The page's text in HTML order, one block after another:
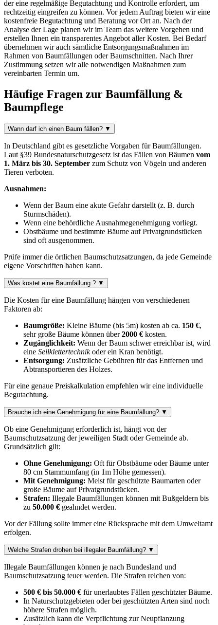
der eine regelmäßige Begutachtung und Kontrolle erfordert, um
rechtzeitig eingreifen zu können. Vor jedem Auftrag bieten wir eine
kostenfreie Begutachtung und Beratung vor Ort an. Nach der
Analyse der Lage planen wir im Team das weitere Vorgehen und
erstellen Ihnen ein transparentes Angebot aller Kosten. Bei Bedarf
übernehmen wir auch sämtliche Entsorgungsmaßnahmen im
Rahmen von Baumfällungen oder Baumschnitten. Nach Ihrer
Zustimmung setzen wir alle notwendigen Maßnahmen zum
vereinbarten Termin um.
Häufige Fragen zur Baumfällung &
Baumpflege
Wann darf ich einen Baum fällen? ▼
In Deutschland gibt es gesetzliche Vorgaben für Baumfällungen.
Laut §39 Bundesnaturschutzgesetz ist das Fällen von Bäumen vom
1. März bis 30. September zum Schutz von Vögeln und anderen
Tieren verboten.
Ausnahmen:
Wenn der Baum eine akute Gefahr darstellt (z. B. durch
Sturmschäden).
Wenn eine behördliche Ausnahmegenehmigung vorliegt.
Obstbäume und bestimmte Bäume auf Privatgrundstücken
sind oft ausgenommen.
Prüfe immer die örtlichen Baumschutzsatzungen, da jede Gemeinde
eigene Vorschriften haben kann.
Was kostet eine Baumfällung ? ▼
Die Kosten für eine Baumfällung hängen von verschiedenen
Faktoren ab:
Baumgröße: Kleine Bäume (bis 5m) kosten ab ca. 150 €,
sehr große Bäume können über2000 € kosten.
Zugänglichkeit: Wenn der Baum schwer erreichbar ist, wird
eine Seilklettertechnikoder ein Kran benötigt.
Entsorgung: Zusätzliche Gebühren für das Entfernen und
Abtransportieren des Holzes.
Für eine genaue Preiskalkulation empfehlen wir eine individuelle
Begutachtung.
Brauche ich eine Genehmigung für eine Baumfällung? ▼
Ob eine Genehmigung erforderlich ist, hängt von der
Baumschutzsatzung der jeweiligen Stadt oder Gemeinde ab.
Grundsätzlich gilt:
Ohne Genehmigung: Oft für Obstbäume oder Bäume unter
80 cm Stammumfang (in 1m Höhe gemessen).
Mit Genehmigung: Meist für geschützte Baumarten oder
große Bäume auf Privatgrundstücken.
Strafen: Illegale Baumfällungen können mit Bußgeldern bis
zu 50.000 € geahndet werden.
Vor der Fällung sollte immer eine Rücksprache mit dem Umweltamt
erfolgen.
Welche Strafen drohen bei illegaler Baumfällung? ▼
Illegale Baumfällungen können je nach Bundesland und
Baumschutzsatzung teuer werden. Die Strafen reichen von:
500 € bis 50.000 € für unerlaubtes Fällen geschützter Bäume.
In Naturschutzgebieten oder bei geschützten Arten sind noch
höhere Strafen möglich.
Zusätzlich kann die Verpflichtung zur Neupflanzung